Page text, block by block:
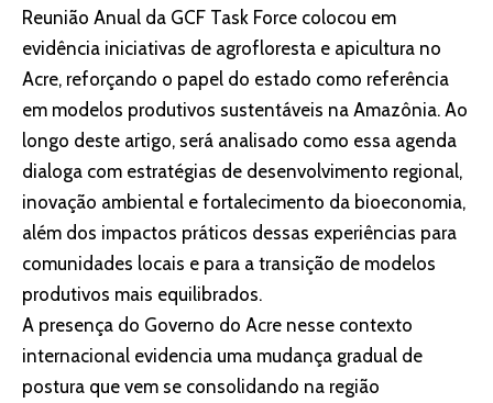
Reunião Anual da GCF Task Force colocou em
evidência iniciativas de agrofloresta e apicultura no
Acre, reforçando o papel do estado como referência
em modelos produtivos sustentáveis na Amazônia. Ao
longo deste artigo, será analisado como essa agenda
dialoga com estratégias de desenvolvimento regional,
inovação ambiental e fortalecimento da bioeconomia,
além dos impactos práticos dessas experiências para
comunidades locais e para a transição de modelos
produtivos mais equilibrados.
A presença do Governo do Acre nesse contexto
internacional evidencia uma mudança gradual de
postura que vem se consolidando na região